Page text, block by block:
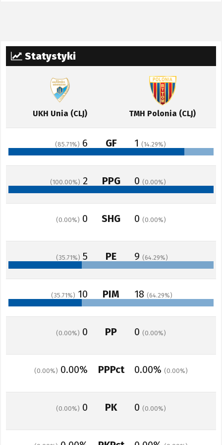
Statystyki
UKH Unia (CLJ) TMH Polonia (CLJ)
85.71 6 GF 1 14.29
100.00 2 PPG 0 0.00
0.00 0 SHG 0 0.00
35.71 5 PE 9 64.29
35.71 10 PIM 18 64.29
0.00 0 PP 0 0.00
0.00 0.00% PPPct 0.00% 0.00
0.00 0 PK 0 0.00